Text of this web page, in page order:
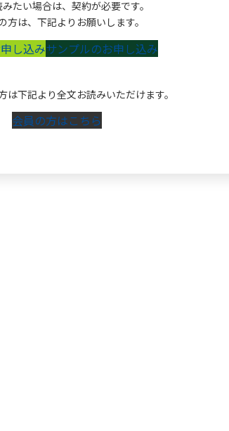
たい場合は、契約が必要です。
方は、下記よりお願いします。
し込みサンプルのお申し込み
は下記より全文お読みいただけます。
会員の方はこちら